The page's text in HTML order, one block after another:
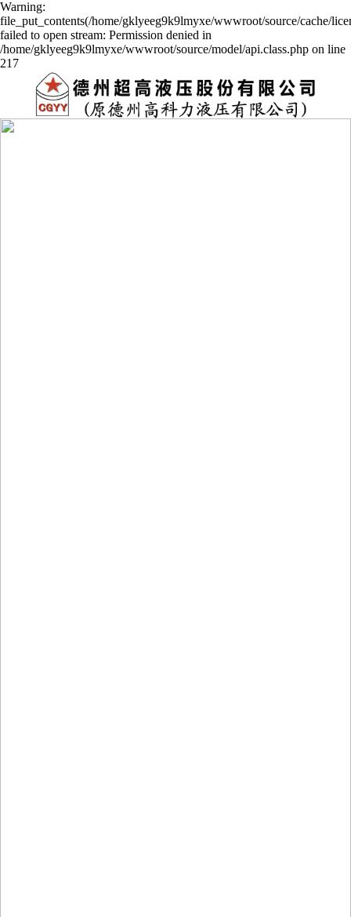
Warning:
file_put_contents(/home/gklyeeg9k9lmyxe/wwwroot/source/cache/
failed to open stream: Permission denied in
/home/gklyeeg9k9lmyxe/wwwroot/source/model/api.class.php on line
217